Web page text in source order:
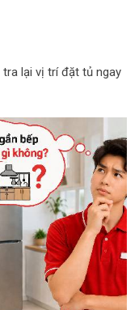
tra lại vị trí đặt tủ ngay